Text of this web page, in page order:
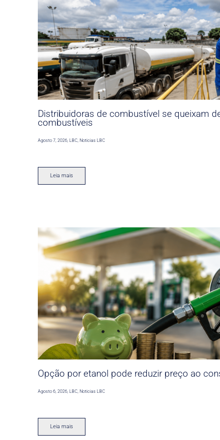
Distribuidoras de combustível se queixam
combustíveis
Agosto 7, 2026,LBC,Noticias LBC
Leia mais
Opção por etanol pode reduzir preço ao
Agosto 6, 2026 ,LBC Noticias LBC
Leia mais